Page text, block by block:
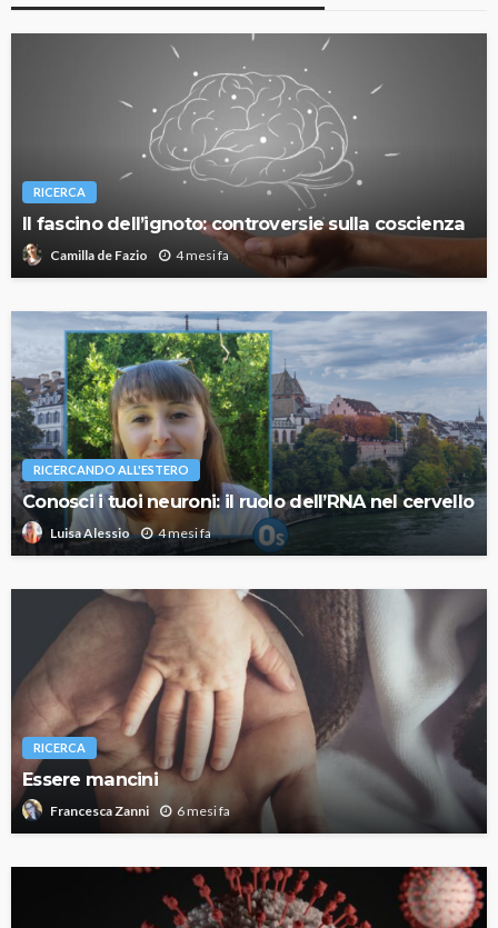
RICERCA
Il fascino dell’ignoto: controversie sulla coscienza
Camilla de Fazio 4 mesi fa
RICERCANDO ALL'ESTERO
Conosci i tuoi neuroni: il ruolo dell’RNA nel cervello
Luisa Alessio 4 mesi fa
RICERCA
Essere mancini
Francesca Zanni 6 mesi fa